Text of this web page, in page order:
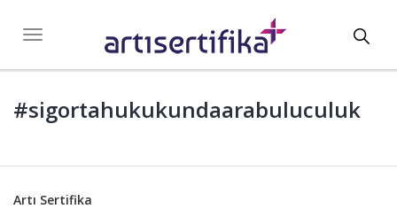
Toggle
#sigortahukukundaarabuluculuk
Artı Sertifika